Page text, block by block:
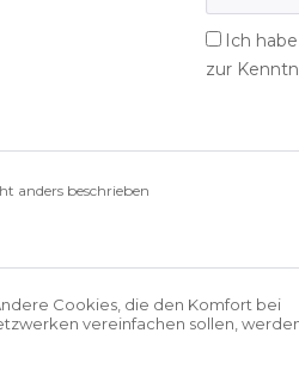
Ich
zur
anders beschrieben
Cookies, die den Komfort bei
vereinfachen sollen,